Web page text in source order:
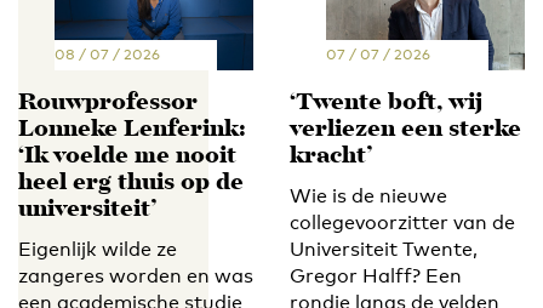
08 / 07 / 2026
Rouwprofessor
Lonneke Lenferink:
‘Ik voelde me nooit
heel erg thuis op de
universiteit’
Eigenlijk wilde ze
zangeres worden en was
een academische studie
07 / 07 / 2026
‘Twente boft, wij
verliezen een sterke
kracht’
Wie is de nieuwe
collegevoorzitter van de
Universiteit Twente,
Gregor Halff? Een
rondje langs de velden